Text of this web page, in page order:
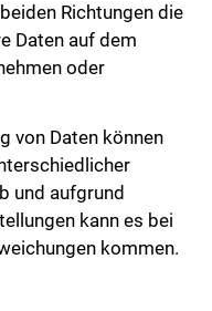
Richtungen die
Daten auf dem
oder
von Daten können
und aufgrund
kann es bei
kommen.